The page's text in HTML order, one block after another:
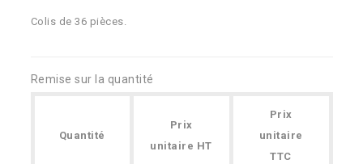
Colis de 36 pièces.
Remise sur la quantité
Quantité
Prix
unitaire HT
Prix
unitaire
TTC